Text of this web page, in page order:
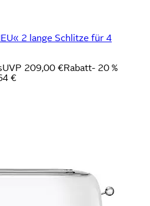
2 lange Schlitze für 4
UVP 209,00 €Rabatt- 20 %
€